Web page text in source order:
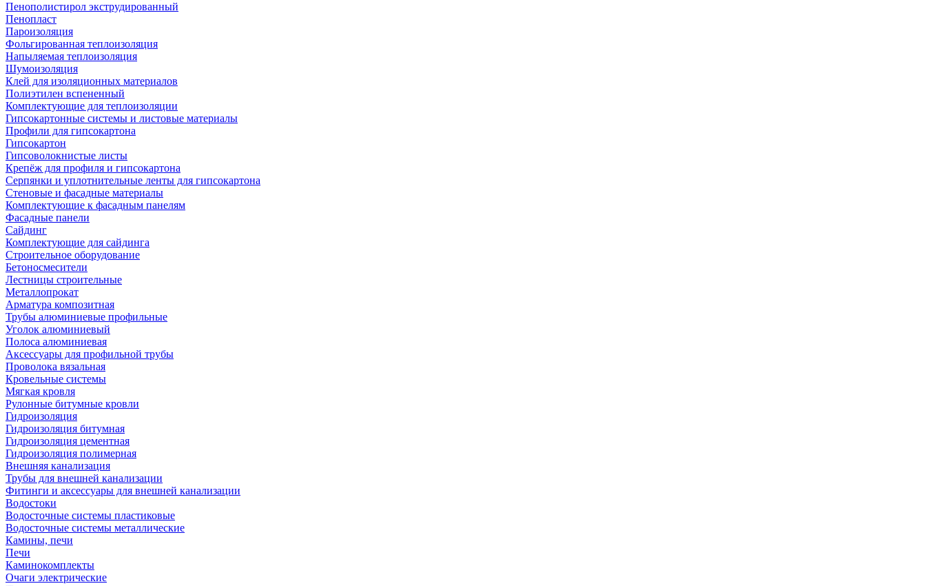
Пенополистирол экструдированный
Пенопласт
Пароизоляция
Фольгированная теплоизоляция
Напыляемая теплоизоляция
Шумоизоляция
Клей для изоляционных материалов
Полиэтилен вспененный
Комплектующие для теплоизоляции
Гипсокартонные системы и листовые материалы
Профили для гипсокартона
Гипсокартон
Гипсоволокнистые листы
Крепёж для профиля и гипсокартона
Серпянки и уплотнительные ленты для гипсокартона
Стеновые и фасадные материалы
Комплектующие к фасадным панелям
Фасадные панели
Сайдинг
Комплектующие для сайдинга
Строительное оборудование
Бетоносмесители
Лестницы строительные
Металлопрокат
Арматура композитная
Трубы алюминиевые профильные
Уголок алюминиевый
Полоса алюминиевая
Аксессуары для профильной трубы
Проволока вязальная
Кровельные системы
Мягкая кровля
Рулонные битумные кровли
Гидроизоляция
Гидроизоляция битумная
Гидроизоляция цементная
Гидроизоляция полимерная
Внешняя канализация
Трубы для внешней канализации
Фитинги и аксессуары для внешней канализации
Водостоки
Водосточные системы пластиковые
Водосточные системы металлические
Камины, печи
Печи
Каминокомплекты
Очаги электрические